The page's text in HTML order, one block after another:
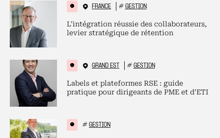
FRANCE # GESTION
L’intégration réussie des collaborateurs,
levier stratégique de rétention
GRAND EST # GESTION
Labels et plateformes RSE : guide
pratique pour dirigeants de PME et d’ETI
# GESTION